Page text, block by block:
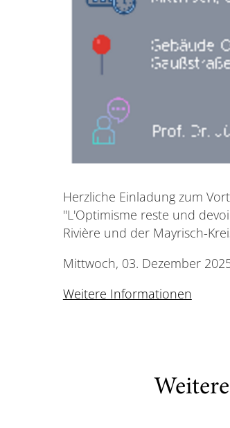
Herzliche Einladung zum
"L'Optimisme reste und
Rivière und der Mayrisch-
Mittwoch, 03. Dezember
Weitere Informationen